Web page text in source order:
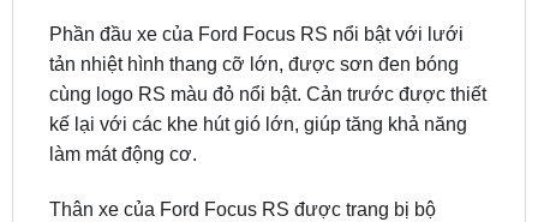
hố, thể thao, mang đậm cá tính của những chiếc xe
hiệu suất cao.
Phần đầu xe của Ford Focus RS nổi bật với lưới
tản nhiệt hình thang cỡ lớn, được sơn đen bóng